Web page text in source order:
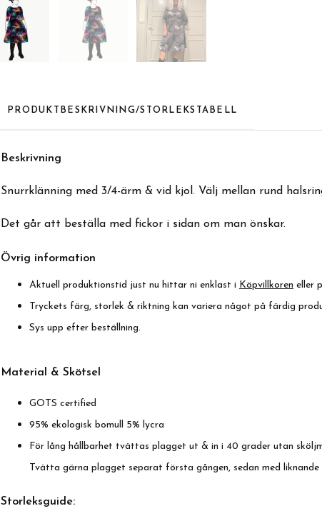
PRODUKTBESKRIVNING/STORLEKSTABELL
Beskrivning
Snurrklänning med 3/4-ärm & vid kjol. Välj mellan rund
Det går att beställa med fickor i sidan om man önskar.
Övrig information
Aktuell produktionstid just nu hittar ni enklast i Köpvillkoren eller
Tryckets färg, storlek & riktning kan variera något på färdig
Sys upp efter beställning.
Material & Skötsel
GOTS certified
95% ekologisk bomull 5% lycra
För lång hållbarhet tvättas plagget ut & in i 40 grader utan
Tvätta gärna plagget separat första gången, sedan med
Storleksguide: